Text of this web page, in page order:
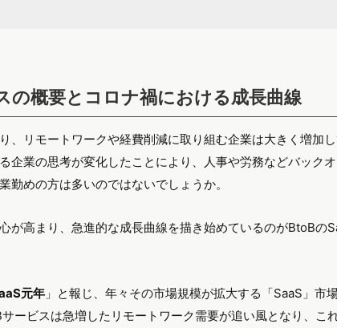
の概要とコロナ禍における成長曲線
、リモートワークや経費削減に取り組む企業は大きく増加
企業の思考が変化したことにより、人事や労務などバック
勤めの方は多いのではないでしょうか。
が高まり、急進的な成長曲線を描き始めているのがBtoBの
元年 」と報じ、年々その市場規模が拡大する「SaaS」市
ービスは急増したリモートワーク需要が追い風となり、こ